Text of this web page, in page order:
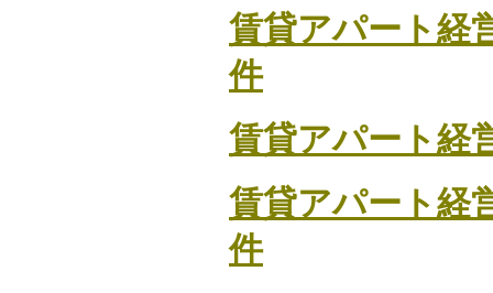
賃貸アパート経
件
賃貸アパート経
賃貸アパート経
件